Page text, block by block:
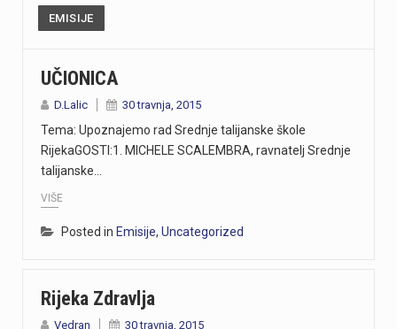
EMISIJE
UČIONICA
D.Lalic 30 travnja, 2015
Tema: Upoznajemo rad Srednje talijanske škole
RijekaGOSTI:1. MICHELE SCALEMBRA, ravnatelj Srednje
talijanske…
VIŠE
Posted in Emisije, Uncategorized
Rijeka Zdravlja
Vedran 30 travnja, 2015